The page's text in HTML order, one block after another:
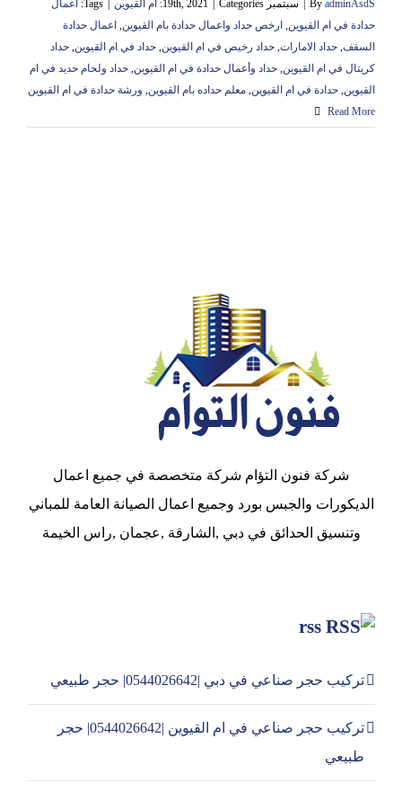
By adminAsdS سبتمبر 19th, 2021 Categories: ام القيوين Tags:
أعمال
حدادة في ام القيوين, ارخص حداد واعمال حدادة بام القيوين, اعمال حدادة
السقف, حداد الامارات, حداد رخيص في ام القيوين, حداد في ام القيوين, حداد
كريتال في ام القيوين, حداد وأعمال حدادة في ام القيوين, حداد ولحام حديد في ام
القيوين, حدادة في ام القيوين, معلم حداده بام القيوين, ورشة حدادة في ام القيوين
Read More
شركة فنون التؤام شركة متخصصة في جميع اعمال
الديكورات والجبس بورد وجميع اعمال الصيانة العامة للمباني
وتنسيق الحدائق في دبي ,الشارقة ,عجمان ,راس الخيمة
rss
تركيب حجر صناعي في دبي |0544026642| حجر طبيعي
تركيب حجر صناعي في ام القيوين |0544026642| حجر
طبيعي